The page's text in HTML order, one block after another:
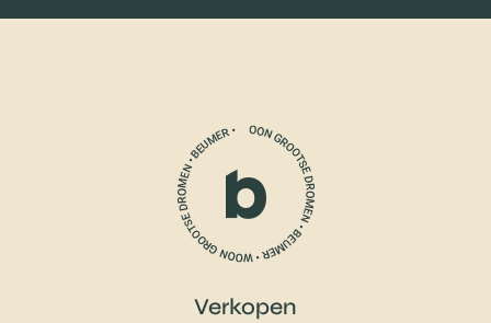
Verkopen